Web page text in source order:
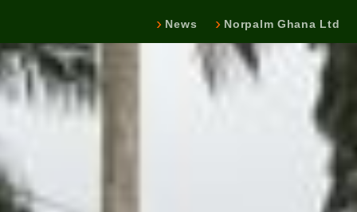
News Norpalm Ghana Ltd